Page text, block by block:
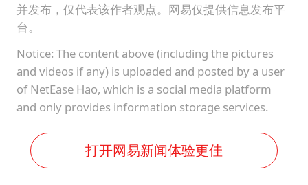
并发布，仅代表该作者观点。网易仅提供信息发布平
台。
Notice: The content above (including the pictures
and videos if any) is uploaded and posted by a user
of NetEase Hao, which is a social media platform
and only provides information storage services.
打开网易新闻体验更佳